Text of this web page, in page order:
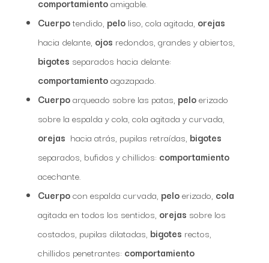
comportamientoamigable.
Cuerpotendido, pelo liso, cola agitada, orejas
hacia delante, ojos redondos, grandes y abiertos,
bigotes separados hacia delante:
comportamientoagazapado.
Cuerpoarqueado sobre las patas, peloerizado
sobre la espalda y cola, cola agitada y curvada,
orejas hacia atrás, pupilas retraídas, bigotes
separados, bufidos y chillidos: comportamiento
acechante.
Cuerpocon espalda curvada, peloerizado, cola
agitada en todos los sentidos, orejas sobre los
costados, pupilas dilatadas, bigotes rectos,
chillidos penetrantes: comportamiento